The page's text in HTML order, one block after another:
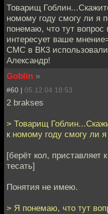
Товарищ
номому году смогу ли я
понемаю, что тут
интересует ваше
СМС в ВК3
Александр!
Goblin »
#60 | 05.12.04 18:53
2 brakses
> Товарищ
к номому году смогу ли
[берёт кол, приставляет
тесать]
Понятия не имею.
> Я понемаю, что тут